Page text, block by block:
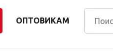
ОПТОВИКАМ